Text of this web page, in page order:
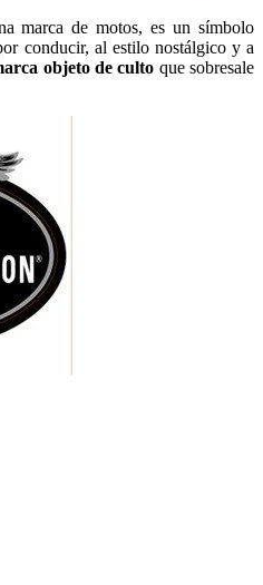
marca de motos, es un símbolo
conducir, al estilo nostálgico y a
objeto de culto que sobresale